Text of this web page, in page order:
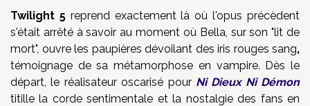
Twilight 5reprend exactement là où l'opus précèdent
s'était arrêté à savoir au moment où Bella, sur son "lit de
mort", ouvre les paupières dévoilant des iris rouges sang,
témoignage de sa métamorphose en vampire. Dès le
départ, le réalisateur oscarisé pour Ni Dieux Ni Démon
titille la corde sentimentale et la nostalgie des fans en